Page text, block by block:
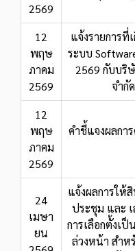
2569
12
พฤษ
ภาคม
2569
แจ้งรายการที่
ระบบ
2569 กับบริ
จำกั
12
พฤษ
ภาคม
2569
คำชี้แจงผลกา
24
เมษา
ยน
แจ้งผลการให้
ประชุม และ
การเลือกตั้งเ
ล่วงหน้า สำห